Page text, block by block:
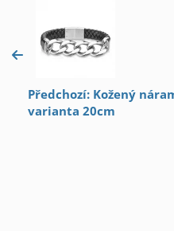
Předchozí: Kožený
varianta 20cm